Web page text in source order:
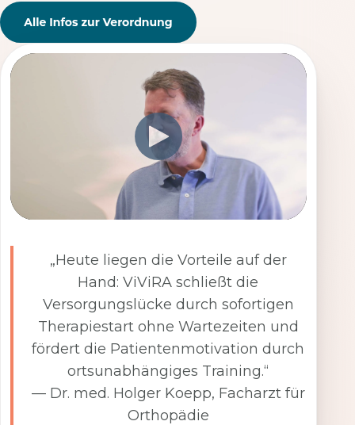
„Heute liegen die Vorteile auf der
Hand: ViViRA schließt die
Versorgungslücke durch sofortigen
Therapiestart ohne Wartezeiten und
fördert die Patientenmotivation durch
ortsunabhängiges Training.“
— Dr. med. Holger Koepp, Facharzt für
Orthopädie